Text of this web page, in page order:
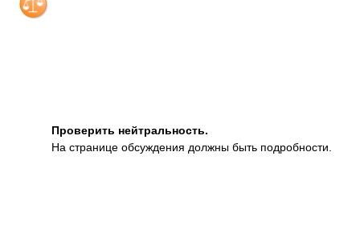
Проверить нейтральность.
На странице обсуждения должны быть подробности.